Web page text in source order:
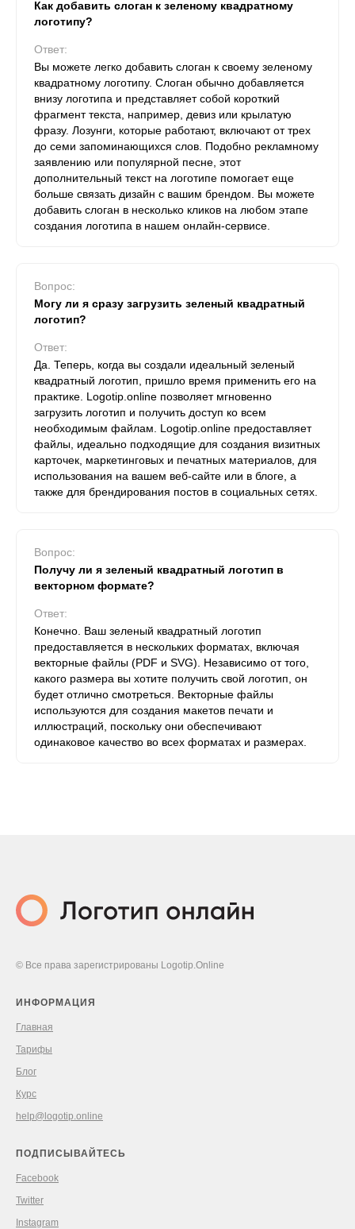
Как добавить слоган к зеленому квадратному
логотипу?
Ответ:
Вы можете легко добавить слоган к своему зеленому
квадратному логотипу. Слоган обычно добавляется
внизу логотипа и представляет собой короткий
фрагмент текста, например, девиз или крылатую
фразу. Лозунги, которые работают, включают от трех
до семи запоминающихся слов. Подобно рекламному
заявлению или популярной песне, этот
дополнительный текст на логотипе помогает еще
больше связать дизайн с вашим брендом. Вы можете
добавить слоган в несколько кликов на любом этапе
создания логотипа в нашем онлайн-сервисе.
Вопрос:
Могу ли я сразу загрузить зеленый квадратный
логотип?
Ответ:
Да. Теперь, когда вы создали идеальный зеленый
квадратный логотип, пришло время применить его на
практике. Logotip.online позволяет мгновенно
загрузить логотип и получить доступ ко всем
необходимым файлам. Logotip.online предоставляет
файлы, идеально подходящие для создания визитных
карточек, маркетинговых и печатных материалов, для
использования на вашем веб-сайте или в блоге, а
также для брендирования постов в социальных сетях.
Вопрос:
Получу ли я зеленый квадратный логотип в
векторном формате?
Ответ:
Конечно. Ваш зеленый квадратный логотип
предоставляется в нескольких форматах, включая
векторные файлы (PDF и SVG). Независимо от того,
какого размера вы хотите получить свой логотип, он
будет отлично смотреться. Векторные файлы
используются для создания макетов печати и
иллюстраций, поскольку они обеспечивают
одинаковое качество во всех форматах и ​​размерах.
© Все права зарегистрированы Logotip.Online
ИНФОРМАЦИЯ
Главная
Тарифы
Блог
Курс
help@logotip.online
ПОДПИСЫВАЙТЕСЬ
Facebook
Twitter
Instagram